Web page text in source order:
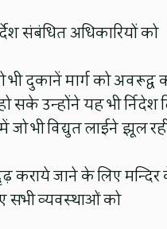
संबंधित अधिकारियों को
भी दुकानें मार्ग को अवरूद्व
सके उन्होंने यह भी र्निदेश
जो भी विद्युत लाईने झूल
कराये जाने के लिए
सभी व्यवस्थाओं को